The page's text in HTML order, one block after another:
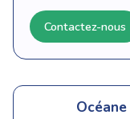
Contactez-nous
Océane